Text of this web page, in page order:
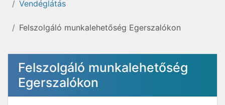
Vendéglátás
Felszolgáló munkalehetőség Egerszalókon
Felszolgáló munkalehetőség
Egerszalókon